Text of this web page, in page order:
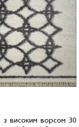
з високим ворсом 30